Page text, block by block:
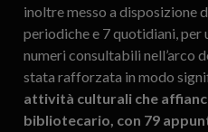
inoltre messo a disposizione
periodiche e 7 quotidiani, per
numeri consultabili nell’arco
stata rafforzata in modo
attività culturali che
bibliotecario, con 79